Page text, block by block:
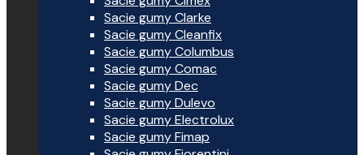
Sacie gumy Clarke
Sacie gumy Cleanfix
Sacie gumy Columbus
Sacie gumy Comac
Sacie gumy Dec
Sacie gumy Dulevo
Sacie gumy Electrolux
Sacie gumy Fimap